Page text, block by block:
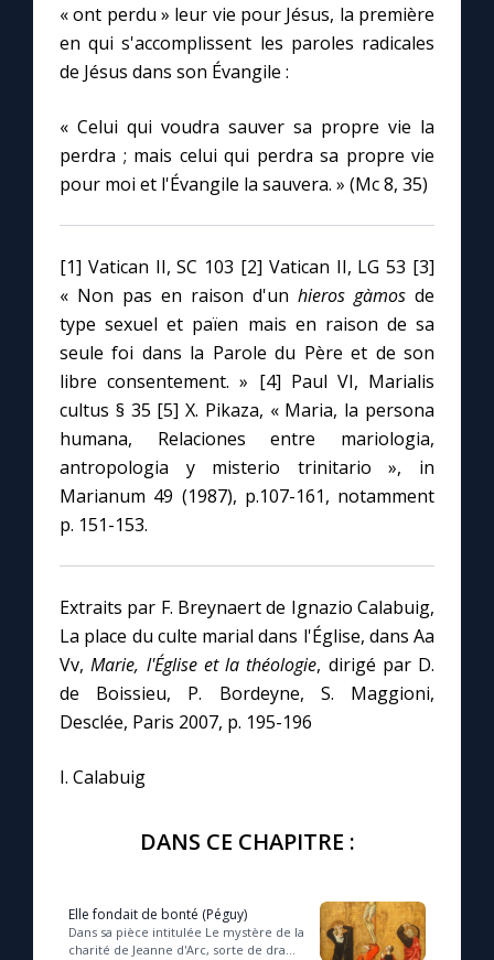
« ont perdu » leur vie pour Jésus, la première
en qui s'accomplissent les paroles radicales
de Jésus dans son Évangile :
« Celui qui voudra sauver sa propre vie la
perdra ; mais celui qui perdra sa propre vie
pour moi et l'Évangile la sauvera. » (Mc 8, 35)
[1] Vatican II, SC 103 [2] Vatican II, LG 53 [3]
« Non pas en raison d'un hieros gàmos de
type sexuel et païen mais en raison de sa
seule foi dans la Parole du Père et de son
libre consentement. » [4] Paul VI, Marialis
cultus § 35 [5] X. Pikaza, « Maria, la persona
humana, Relaciones entre mariologia,
antropologia y misterio trinitario », in
Marianum 49 (1987), p.107-161, notamment
p. 151-153.
Extraits par F. Breynaert de Ignazio Calabuig,
La place du culte marial dans l'Église, dans Aa
Vv,Marie, l'Église et la théologie, dirigé par D.
de Boissieu, P. Bordeyne, S. Maggioni,
Desclée, Paris 2007, p. 195-196
I. Calabuig
DANS CE CHAPITRE :
Elle fondait de bonté (Péguy)
Dans sa pièce intitulée Le mystère de la
charité de Jeanne d'Arc, sorte de drame